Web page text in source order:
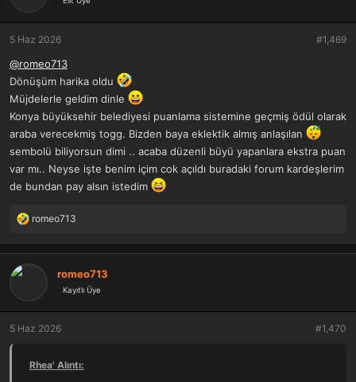
l
e
r
5 Haz 2026 #1,469
@romeo713
Dönüşüm harika oldu
Müjdelerle geldim dinle
Konya büyüksehir belediyesi puanlama sistemine geçmiş ödül olarak
araba verecekmiş togg. Bizden baya eklektik almış anlaşılan
sembolü biliyorsun dimi .. acaba düzenli büyü yapanlara ekstra puan
var mı.. Neyse işte benim içim cok açıldı buradaki forum kardeşlerim
de bundan pay alsın istedim
T
p
k
l
e
r
romeo713
romeo713
Kayıtlı Üye
5 Haz 2026 #1,470
Rhea' Alıntı: